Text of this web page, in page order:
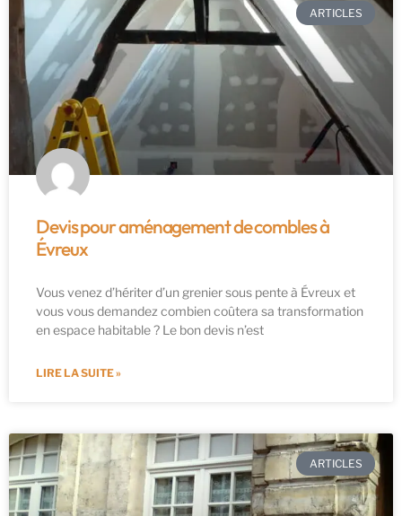
ARTICLES
Devis pour aménagement de combles à
Évreux
Vous venez d’hériter d’un grenier sous pente à Évreux et
vous vous demandez combien coûtera sa transformation
en espace habitable ? Le bon devis n’est
LIRE LA SUITE »
ARTICLES